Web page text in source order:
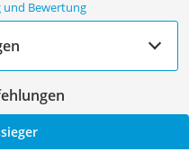
Bewertung